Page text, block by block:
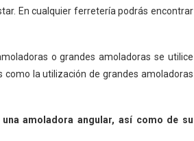
En cualquier ferretería podrás encontrar
o grandes amoladoras se utilice
la utilización de grandes amoladoras
amoladora angular, así como de su